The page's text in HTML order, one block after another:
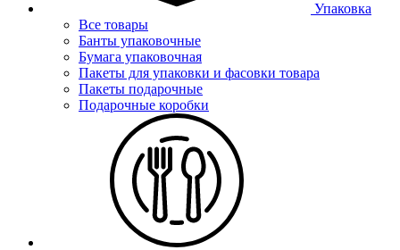
Упаковка
Все товары
Банты упаковочные
Бумага упаковочная
Пакеты для упаковки и фасовки товара
Пакеты подарочные
Подарочные коробки